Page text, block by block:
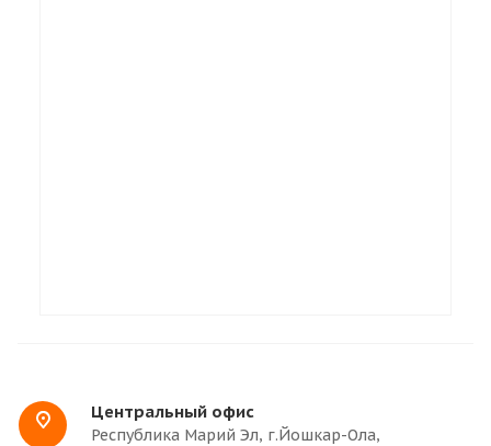
Центральный офис
Республика Марий Эл, г.Йошкар-Ола,